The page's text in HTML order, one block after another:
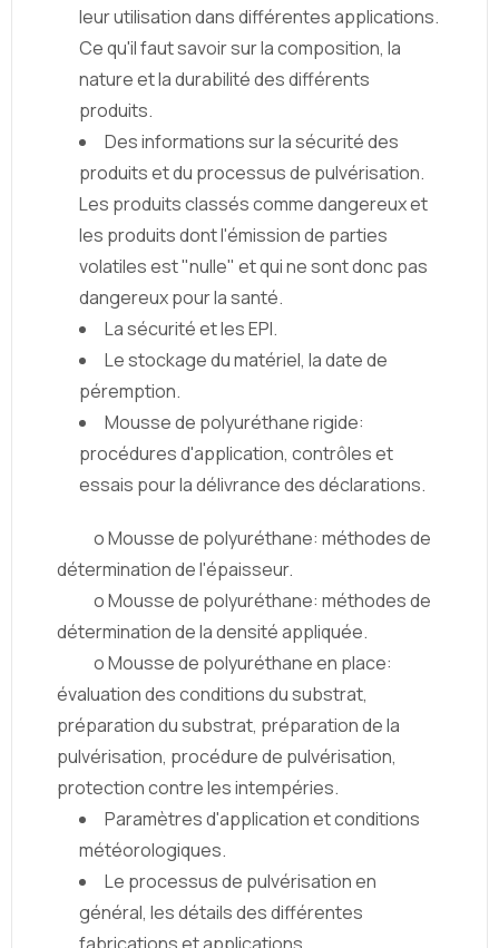
leur utilisation dans différentes applications.
Ce qu'il faut savoir sur la composition, la
nature et la durabilité des différents
produits.
Des informations sur la sécurité des
produits et du processus de pulvérisation.
Les produits classés comme dangereux et
les produits dont l'émission de parties
volatiles est "nulle" et qui ne sont donc pas
dangereux pour la santé.
La sécurité et les EPI.
Le stockage du matériel, la date de
péremption.
Mousse de polyuréthane rigide:
procédures d'application, contrôles et
essais pour la délivrance des déclarations.
o Mousse de polyuréthane: méthodes de
détermination de l'épaisseur.
o Mousse de polyuréthane: méthodes de
détermination de la densité appliquée.
o Mousse de polyuréthane en place:
évaluation des conditions du substrat,
préparation du substrat, préparation de la
pulvérisation, procédure de pulvérisation,
protection contre les intempéries.
Paramètres d'application et conditions
météorologiques.
Le processus de pulvérisation en
général, les détails des différentes